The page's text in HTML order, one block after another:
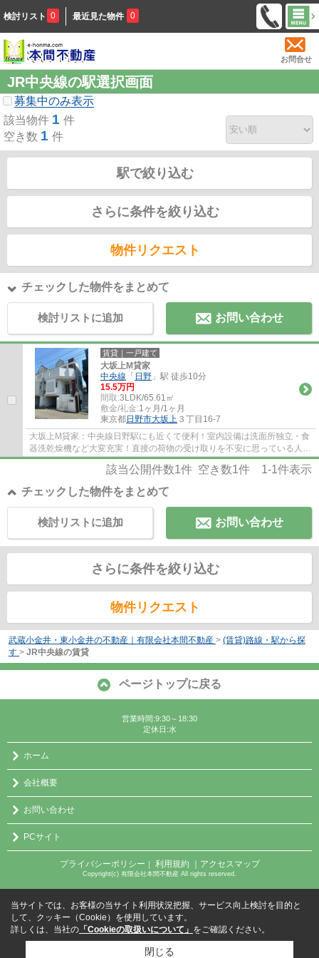
検討リスト 0 最近見た物件 0
お問合せ
JR中央線の駅選択画面
募集中のみ表示
該当物件 1 件
空き数 1 件
駅で絞り込む
さらに条件を絞り込む
物件リクエスト
チェックした物件をまとめて
検討リストに追加 お問い合わせ
賃貸｜一戸建て
大坂上M貸家
中央線 「 日野 」駅 徒歩10分
15.5万円
間取:3LDK/65.61㎡
敷金/礼金:1ヶ月/1ヶ月
東京都日野市大坂上 ３丁目16-7
大坂上M貸家：中央線日野駅にも近くて便利！室内設備は洗面所独立・食
器洗乾燥機など大変充実！直接の荷物の受け取りを不安に思っている人で
も宅配ボックスがあれば接触せずに荷物を受...
該当公開件数1件 空き数1件 1-1件表示
チェックした物件をまとめて
お問い合わせ
検討リストに追加
さらに条件を絞り込む
物件リクエスト
武蔵小金井・東小金井の不動産｜有限会社本間不動産 > (賃貸)路線・駅から探
す > JR中央線の賃貸
ページトップに戻る
営業時間:9:30～18:30
定休日:水
ホーム
会社概要
お問い合わせ
PCサイト
プライバシーポリシー ｜ 利用規約 ｜アクセスマップ
Copyright(c) 有限会社本間不動産 All rights reserved.
当サイトでは、お客様の当サイト利用状況把握、サービス向上検討を目的と
して、クッキー（Cookie）を使用しています。
詳しくは、当社の 「Cookieの取扱いについて」 をご確認ください。
閉じる